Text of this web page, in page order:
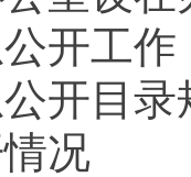
开工
开目
况